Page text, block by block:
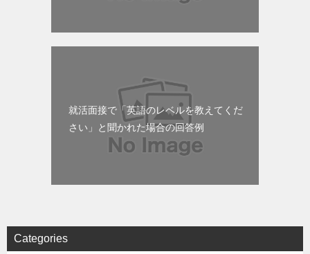
就活面接で「英語のレベルを教えてくだ
さい」と聞かれた場合の回答例
Categories